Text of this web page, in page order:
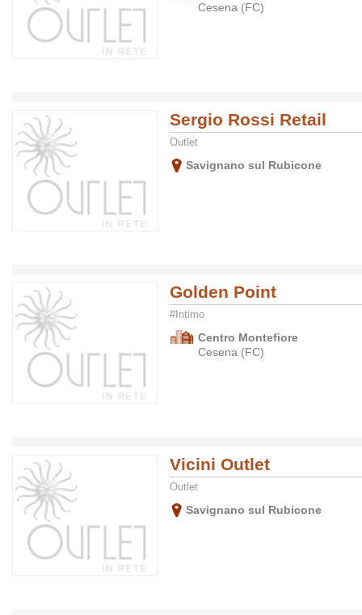
Cesena (FC)
Sergio Rossi Retail
Outlet
Savignano sul Rubicone
Golden Point
#Intimo
Centro Montefiore
Cesena (FC)
Vicini Outlet
Outlet
Savignano sul Rubicone